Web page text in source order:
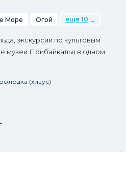
Море Огой еще 10
экскурсии по культовым
музеи Прибайкалья в одном
(хивус)